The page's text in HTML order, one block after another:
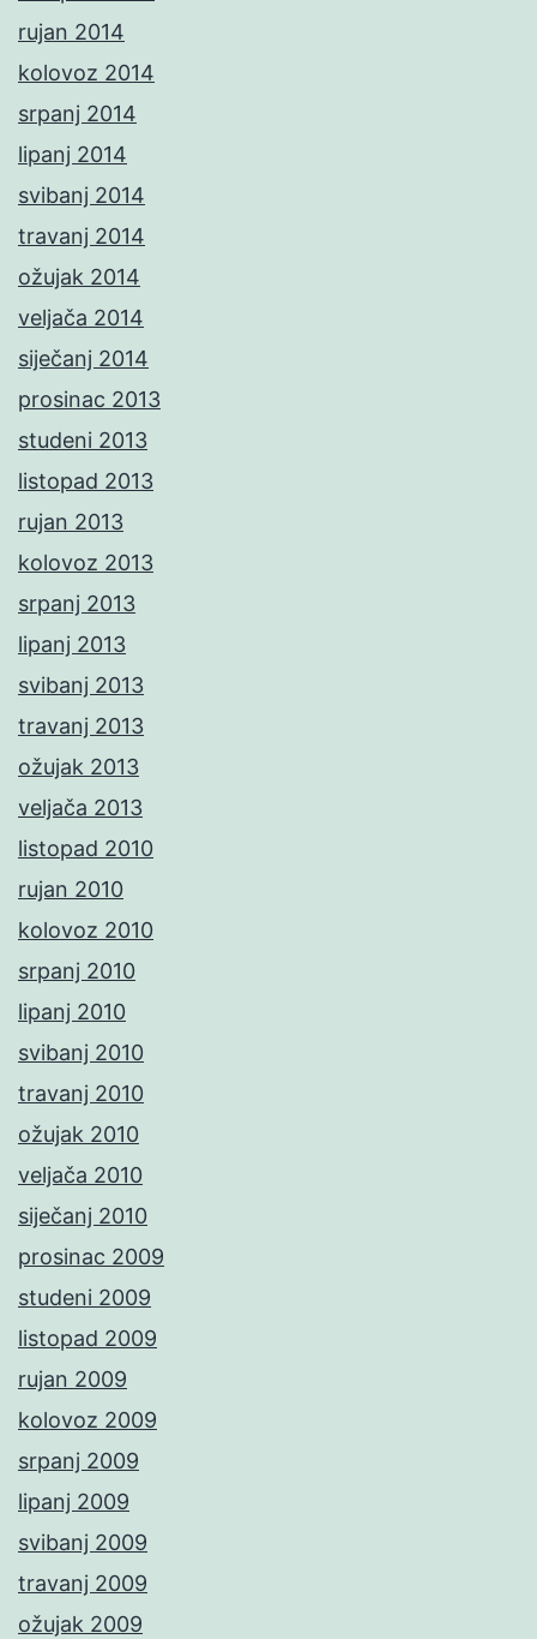
rujan 2014
kolovoz 2014
srpanj 2014
lipanj 2014
svibanj 2014
travanj 2014
ožujak 2014
veljača 2014
siječanj 2014
prosinac 2013
studeni 2013
listopad 2013
rujan 2013
kolovoz 2013
srpanj 2013
lipanj 2013
svibanj 2013
travanj 2013
ožujak 2013
veljača 2013
listopad 2010
rujan 2010
kolovoz 2010
srpanj 2010
lipanj 2010
svibanj 2010
travanj 2010
ožujak 2010
veljača 2010
siječanj 2010
prosinac 2009
studeni 2009
listopad 2009
rujan 2009
kolovoz 2009
srpanj 2009
lipanj 2009
svibanj 2009
travanj 2009
ožujak 2009